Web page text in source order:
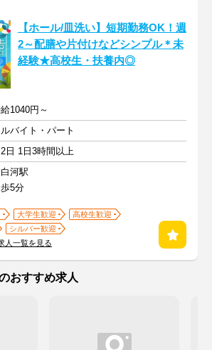
【ホール/皿洗い】短期勤務OK！週
2～配膳や片付けなどシンプル＊未
経験★高校生・扶養内◎
1040円～
バイト・パート
日 1日3時間以上
河駅
5分
大学生歓迎
高校生歓迎
シルバー歓迎
人一覧を見る
おすすめ求人